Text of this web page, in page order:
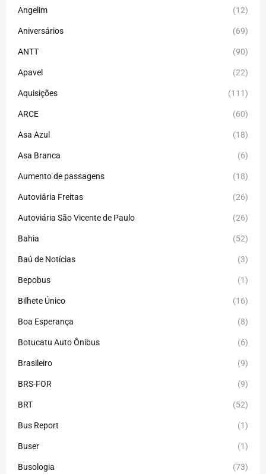
Angelim (12)
Aniversários (69)
ANTT (90)
Apavel (22)
Aquisições (111)
ARCE (60)
Asa Azul (18)
Asa Branca (6)
Aumento de passagens (18)
Autoviária Freitas (26)
Autoviária São Vicente de Paulo (26)
Bahia (52)
Baú de Notícias (3)
Bepobus (1)
Bilhete Único (16)
Boa Esperança (8)
Botucatu Auto Ônibus (6)
Brasileiro (9)
BRS-FOR (9)
BRT (52)
Bus Report (1)
Buser (1)
Busologia (73)